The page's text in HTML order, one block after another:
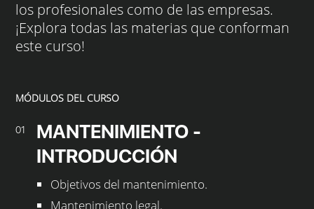
los profesionales como de las empresas.
¡Explora todas las materias que conforman
este curso!
MÓDULOS DEL CURSO
01
MANTENIMIENTO -
INTRODUCCIÓN
Objetivos del mantenimiento.
Mantenimiento legal.